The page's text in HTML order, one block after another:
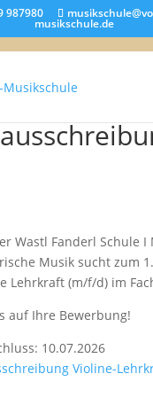
987980
musikschule.de
Wastl Fanderl Schule
Musik sucht zum
Lehrkraft (m/f/d) im
auf Ihre Bewerbung!
10.07.2026
Violine-